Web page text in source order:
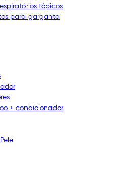
tópicos
para garganta
+ condicionador